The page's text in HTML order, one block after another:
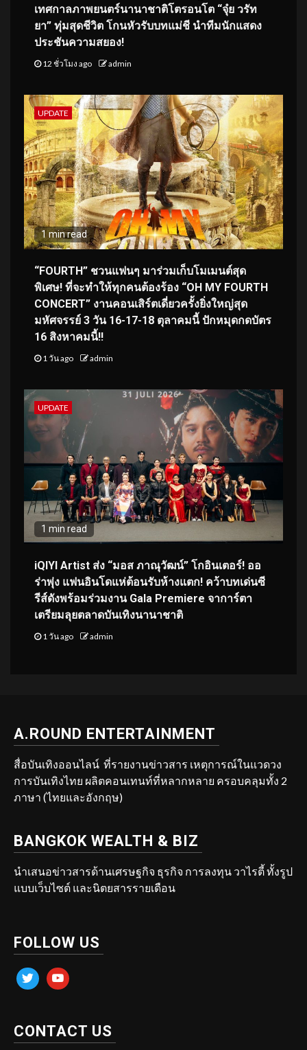
เทศกาลภาพยนตร์นานาชาติโตรอนโต “จุ๋ย วรัท
ยา” ทุ่มสุดชีวิต โกนหัวรับบทแม่ชี นำทีมนักแสดง
ประชันความสยอง!
12 ชั่วโมง ago admin
UPDATE
1 min read
“FOURTH” ชวนแฟนๆ มาร่วมเก็บโมเมนต์สุด
พิเศษ! ที่จะทำให้ทุกคนต้องร้อง “OH MY FOURTH
CONCERT” งานคอนเสิร์ตเดี่ยวครั้งยิ่งใหญ่สุด
มหัศจรรย์ 3 วัน 16-17-18 ตุลาคมนี้ ปักหมุดกดบัตร
16 สิงหาคมนี้!!
1 วัน ago admin
UPDATE
1 min read
iQIYI Artist ส่ง “มอส ภาณุวัฒน์” โกอินเตอร์! ออ
ร่าพุ่ง แฟนอินโดแห่ต้อนรับห้างแตก! คว้าบทเด่นซี
รีส์ดังพร้อมร่วมงาน Gala Premiere จาการ์ตา
เตรียมลุยตลาดบันเทิงนานาชาติ
1 วัน ago admin
A.ROUND ENTERTAINMENT
สื่อบันเทิงออนไลน์ ที่รายงานข่าวสาร เหตุการณ์ในแวดวง
การบันเทิงไทย ผลิตคอนเทนท์ที่หลากหลาย ครอบคลุมทั้ง 2
ภาษา (ไทยและอังกฤษ)
BANGKOK WEALTH & BIZ
นำเสนอข่าวสารด้านเศรษฐกิจ ธุรกิจ การลงทุน วาไรตี้ ทั้งรูป
แบบเว็บไซต์ และนิตยสารรายเดือน
FOLLOW US
twitter youtube
CONTACT US